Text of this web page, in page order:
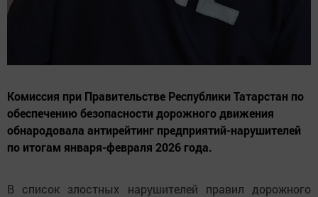
Комиссия при Правительстве Республики Татарстан по
обеспечению безопасности дорожного движения
обнародовала антирейтинг предприятий-нарушителей
по итогам января-февраля 2026 года.
В список злостных нарушителей правил дорожного